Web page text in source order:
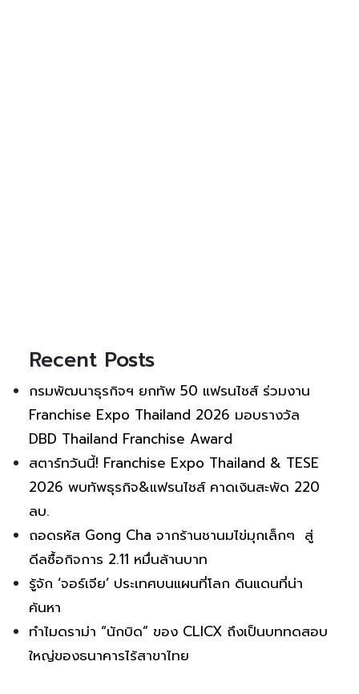
Recent Posts
กรมพัฒนาธุรกิจฯ ยกทัพ 50 แฟรนไชส์ ร่วมงาน
Franchise Expo Thailand 2026 มอบรางวัล
DBD Thailand Franchise Award
สตาร์ทวันนี้! Franchise Expo Thailand & TESE
2026 พบทัพธุรกิจ&แฟรนไชส์ คาดเงินสะพัด 220
ลบ.
ถอดรหัส Gong Cha จากร้านชานมไข่มุกเล็กๆ สู่
ดีลซื้อกิจการ 2.11 หมื่นล้านบาท
รู้จัก ‘จอร์เจีย’ ประเทศบนแผนที่โลก ดินแดนที่น่า
ค้นหา
ทำไมดราม่า “นักบิด” ของ CLICX ถึงเป็นบททดสอบ
ใหญ่ของธนาคารไร้สาขาไทย